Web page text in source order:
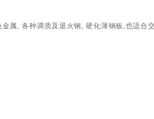
金属 ,各种调质及退火钢 ,硬化薄钢板 ,也适合